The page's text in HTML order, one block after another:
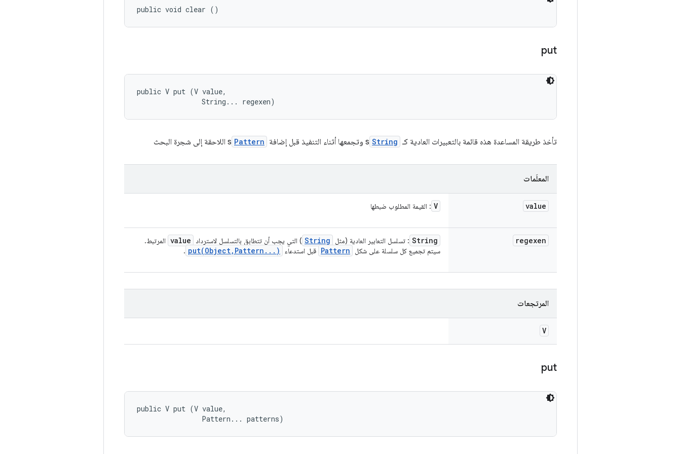
public void clear ()
put
public V put (V value,
                String... regexen)
تأخذ طريقة المساعدة هذه قائمة بالتعبيرات العادية كـ String s وتجمعها أثناء التنفيذ قبل إضافة Pattern s اللاحقة إلى شجرة البحث
المعلَمات
value
V : القيمة المطلوب ضبطها
regexen
String : تسلسل التعابير العادية (مثل String ) التي يجب أن تتطابق بالتسلسل لاسترداد value المرتبط.
سيتم تجميع كل سلسلة على شكل
Pattern قبل استدعاء put(Object, Pattern . . . )
.
المرتجعات
V
put
public V put (V value,
                Pattern... patterns)